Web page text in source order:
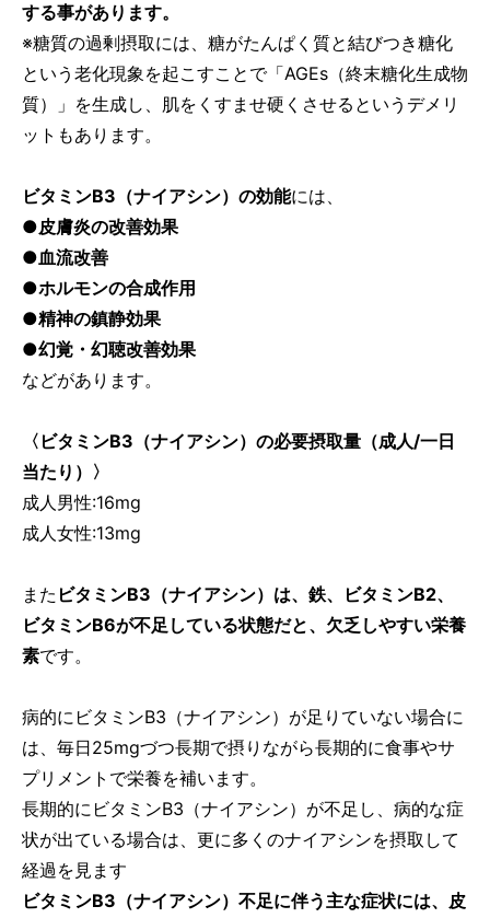
する事があります。
※糖質の過剰摂取には、糖がたんぱく質と結びつき糖化
という老化現象を起こすことで「AGEs（終末糖化生成物
質）」を生成し、肌をくすませ硬くさせるというデメリ
ットもあります。
ビタミンB3（ナイアシン）の効能には、
●皮膚炎の改善効果
●血流改善
●ホルモンの合成作用
●精神の鎮静効果
●幻覚・幻聴改善効果
などがあります。
〈ビタミンB3（ナイアシン）の必要摂取量（成人/一日
当たり）〉
成人男性:16mg
成人女性:13mg
また ビタミンB3（ナイアシン）は、鉄、ビタミンB2、
ビタミンB6が不足している状態だと、欠乏しやすい栄養
素です。
病的にビタミンB3（ナイアシン）が足りていない場合に
は、毎日25mgづつ長期で摂りながら長期的に食事やサ
プリメントで栄養を補います。
長期的にビタミンB3（ナイアシン）が不足し、病的な症
状が出ている場合は、更に多くのナイアシンを摂取して
経過を見ます
ビタミンB3（ナイアシン）不足に伴う主な症状には、皮